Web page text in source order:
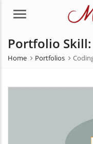
Menu
Portfolio Skill:
Home Portfolios